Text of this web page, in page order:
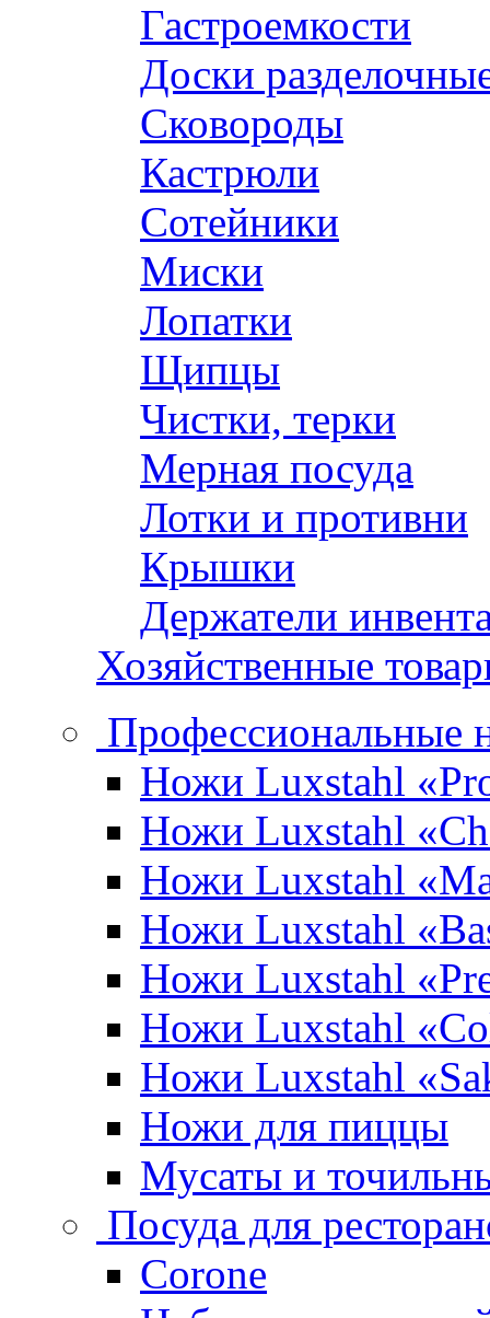
Гастроемкости
Доски
Сковороды
Кастрюли
Сотейники
Миски
Лопатки
Щипцы
Чистки, терки
Мерная посуда
Лотки и противни
Крышки
Держатели
Хозяйственные
Профессиональные
Ножи Luxstahl
Ножи Luxstahl
Ножи Luxstahl
Ножи Luxstahl
Ножи Luxstahl
Ножи Luxstahl
Ножи Luxstahl
Ножи для пиццы
Мусаты и
Посуда для
Corone